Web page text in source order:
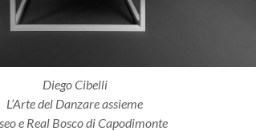
Diego Cibelli
L’Arte del Danzare assieme
e Real Bosco di Capodimonte